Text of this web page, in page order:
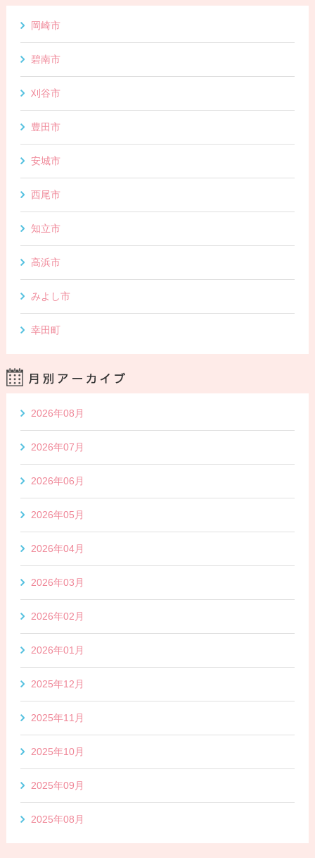
岡崎市
碧南市
刈谷市
豊田市
安城市
西尾市
知立市
高浜市
みよし市
幸田町
2026年08月
2026年07月
2026年06月
2026年05月
2026年04月
2026年03月
2026年02月
2026年01月
2025年12月
2025年11月
2025年10月
2025年09月
2025年08月